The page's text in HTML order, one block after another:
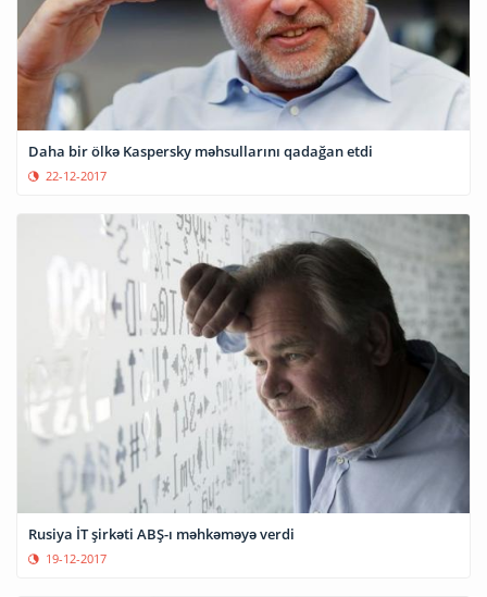
Daha bir ölkə Kaspersky məhsullarını qadağan etdi
22-12-2017
Rusiya İT şirkəti ABŞ-ı məhkəməyə verdi
19-12-2017